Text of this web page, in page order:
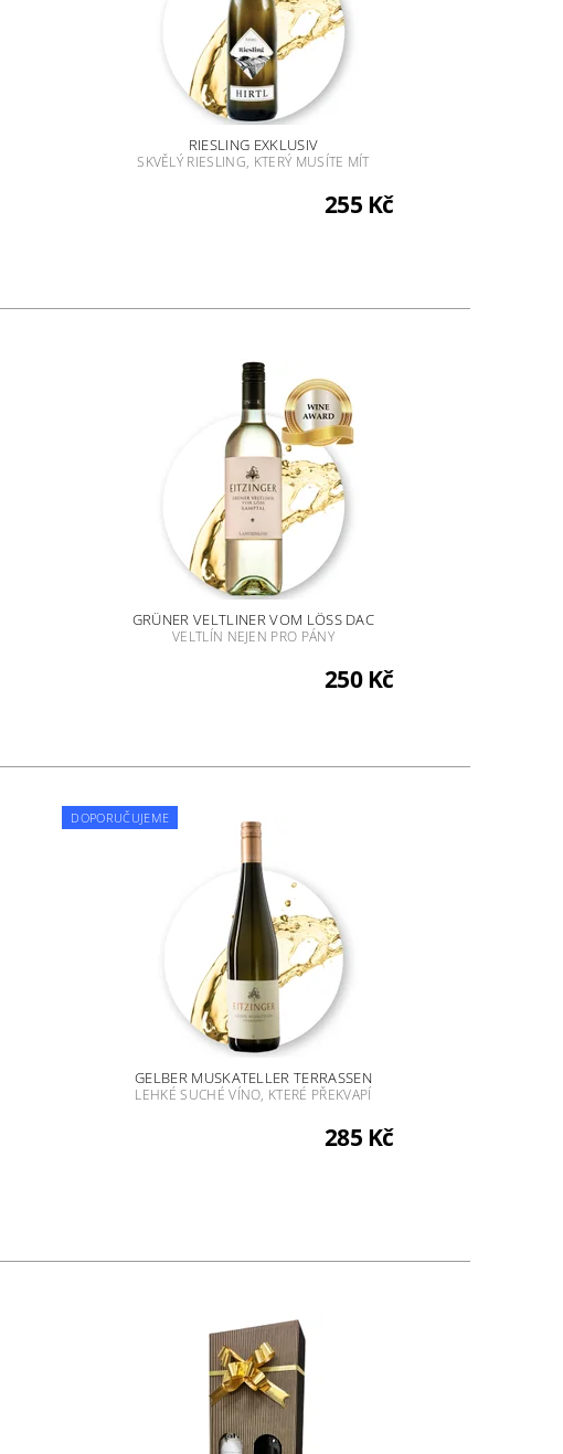
RIESLING EXKLUSIV
SKVĚLÝ RIESLING, KTERÝ MUSÍTE MÍT
255 Kč
GRÜNER VELTLINER VOM LÖSS DAC
VELTLÍN NEJEN PRO PÁNY
250 Kč
DOPORUČUJEME
GELBER MUSKATELLER TERRASSEN
LEHKÉ SUCHÉ VÍNO, KTERÉ PŘEKVAPÍ
285 Kč